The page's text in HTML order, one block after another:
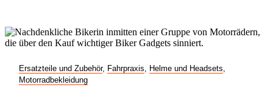
Ersatzteile und Zubehör, Fahrpraxis Helme und Headsets
Motorradbekleidung